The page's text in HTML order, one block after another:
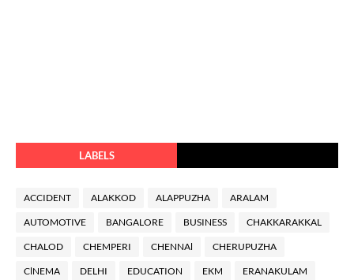
LABELS
ACCIDENT ALAKKOD ALAPPUZHA ARALAM
AUTOMOTIVE BANGALORE BUSINESS CHAKKARAKKAL
CHALOD CHEMPERI CHENNAl CHERUPUZHA
ClNEMA DELHI EDUCATION EKM ERANAKULAM